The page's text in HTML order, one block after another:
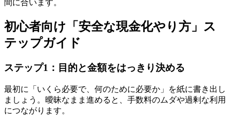
間に合います。
初心者向け「安全な現金化やり方」ス
テップガイド
ステップ1：目的と金額をはっきり決める
最初に「いくら必要で、何のために必要か」を紙に書き出し
ましょう。曖昧なまま進めると、手数料のムダや過剰な利用
につながります。